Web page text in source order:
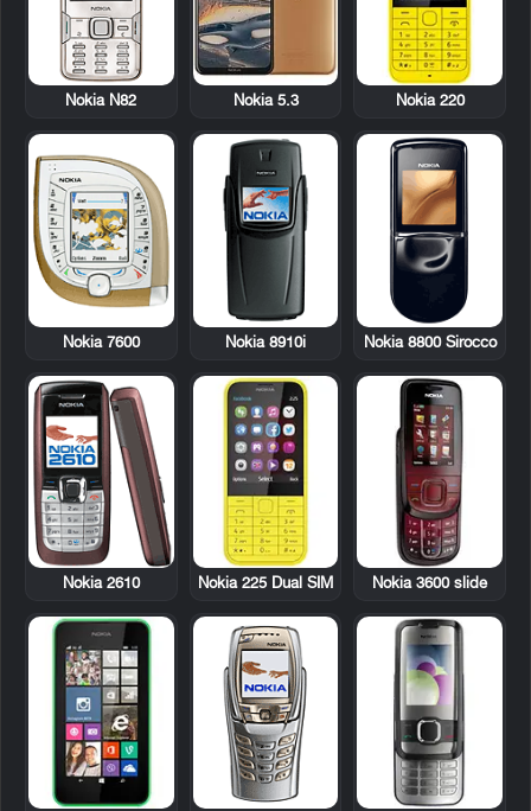
Nokia 220
Nokia 5.3
Nokia N82
Nokia 8800 Sirocco
Nokia 8910i
Nokia 7600
Nokia 3600 slide
Nokia 225 Dual SIM
Nokia 2610